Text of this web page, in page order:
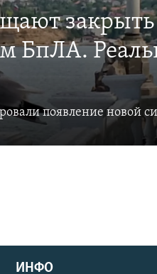
БпЛА.
появление новой
ИНФО